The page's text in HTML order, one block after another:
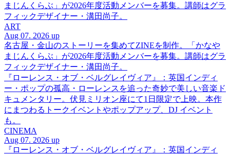
まじんくらぶ」が2026年度活動メンバーを募集。講師はグラ
フィックデザイナー・溝田尚子。
ART
Aug 07. 2026 up
名古屋・金山のストーリーを集めてZINEを制作。「かなや
まじんくらぶ」が2026年度活動メンバーを募集。講師はグラ
フィックデザイナー・溝田尚子。
『ローレンス・オブ・ベルグレイヴィア』：英国インディ
ー・ポップの孤高・ローレンスを追った奇妙で美しい音楽ド
キュメンタリー。伏見ミリオン座にて1日限定で上映。本作
にまつわるトークイベントやポップアップ、DJ イベント
も。
CINEMA
Aug 07. 2026 up
『ローレンス・オブ・ベルグレイヴィア』：英国インディ